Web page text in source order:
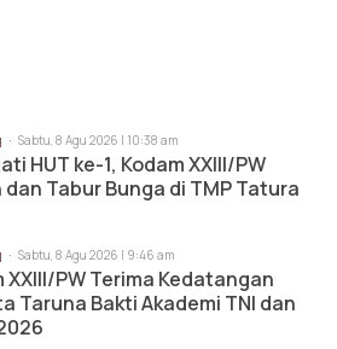
Sabtu, 8 Agu 2026 | 10:38 am
HUT ke-1, Kodam XXIII/PW
Tabur Bunga di TMP Tatura
Sabtu, 8 Agu 2026 | 9:46 am
XXIII/PW Terima Kedatangan
Taruna Bakti Akademi TNI dan